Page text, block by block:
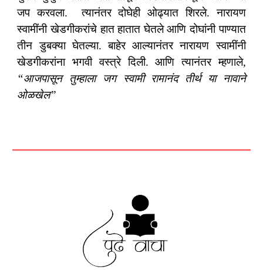
जप करवला. त्यानंतर दोघेही ओढ्यात शिरले. नारायण
स्वामींनी खेडगीकरांचे हात हातात घेतले आणि दोघांनी पाण्यात
तीन डुबक्या घेतल्या. बाहेर आल्यानंतर नारायण स्वामींनी
खेडगीकरांना भगवी वस्त्रे दिली. आणि त्यानंतर म्हणाले,
“आजपासून तुम्हाला जग स्वामी रामानंद तीर्थ या नावाने
ओळखेल”